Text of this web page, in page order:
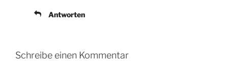
Antworten
Schreibe einen Kommentar